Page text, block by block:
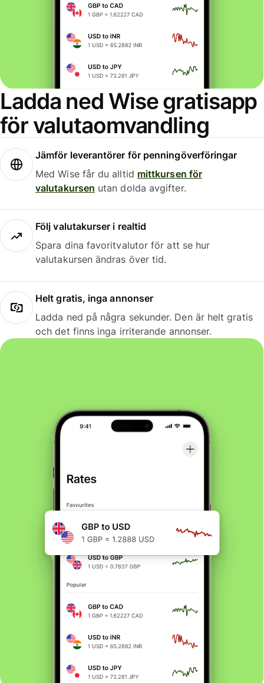
Ladda ned Wise gratisapp
för valutaomvandling
Jämför leverantörer för penningöverföringar
Med Wise får du alltid mittkursen för
valutakursen utan dolda avgifter.
Följ valutakurser i realtid
Spara dina favoritvalutor för att se hur
valutakursen ändras över tid.
Helt gratis, inga annonser
Ladda ned på några sekunder. Den är helt gratis
och det finns inga irriterande annonser.